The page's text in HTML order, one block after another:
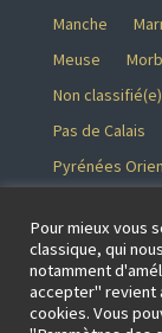
Manche
Meuse
Non classifié(e)
Pas de Calais
Pyrénées
Seine saint
Territoire de
Vaucluse
Pour mieux vous
classique, qui
notamment
accepter" revient
cookies. Vous